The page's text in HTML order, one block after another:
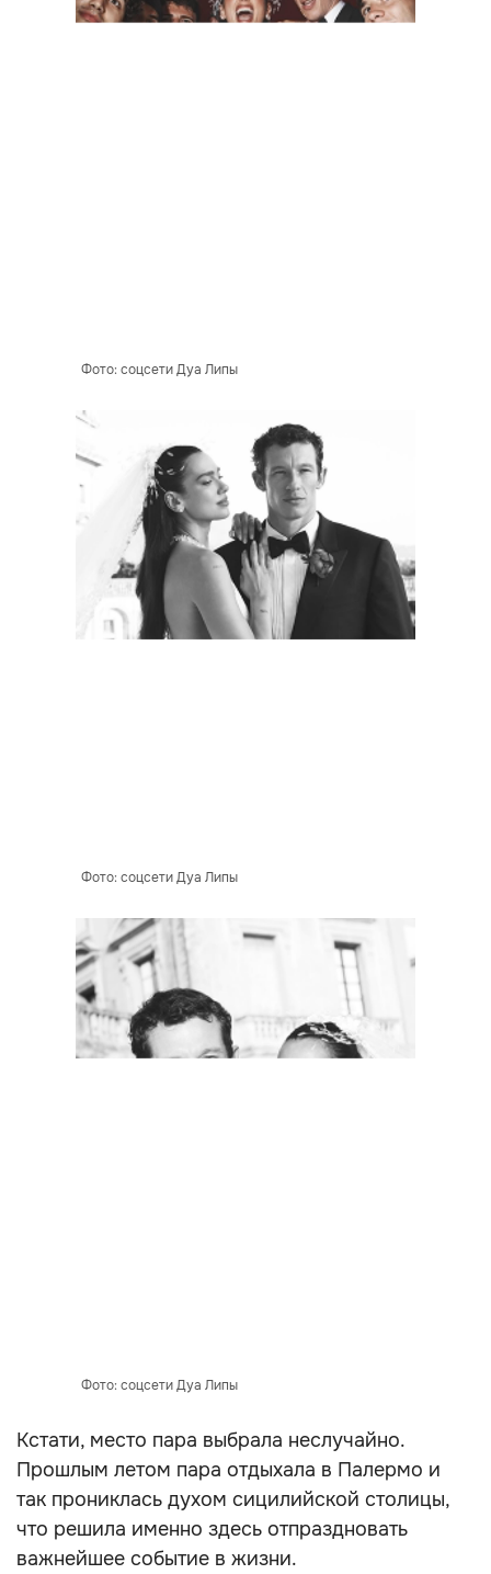
Фото: соцсети Дуа Липы
Фото: соцсети Дуа Липы
Фото: соцсети Дуа Липы
Кстати, место пара выбрала неслучайно.
Прошлым летом пара отдыхала в Палермо и
так прониклась духом сицилийской столицы,
что решила именно здесь отпраздновать
важнейшее событие в жизни.